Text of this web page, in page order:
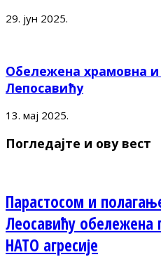
29. јун 2025.
Обележена храмовна
Лепосавићу
13. мај 2025.
Погледајте и ову вест
Парастосом и
Леосавићу
НАТО агресије